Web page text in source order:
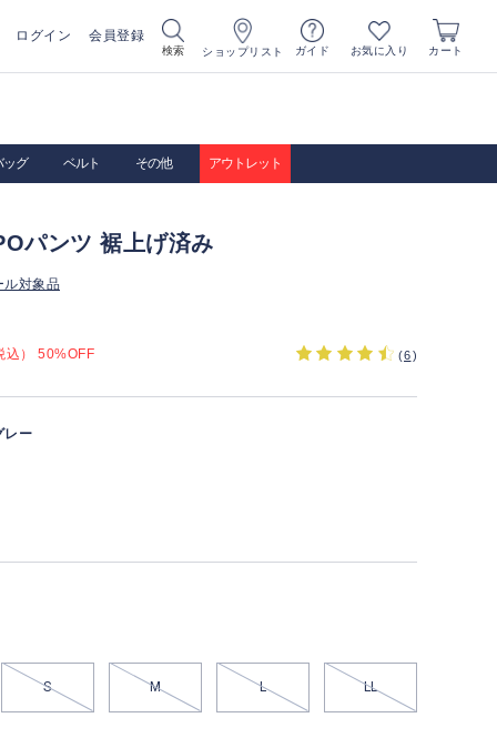
ログイン 会員登録
検索 ショップリスト ガイド お気に入り カート
ッグ ベルト その他 アウトレット
パンツ 裾上げ済み
ル対象品
込） 50%OFF (6)
レー
S M L LL